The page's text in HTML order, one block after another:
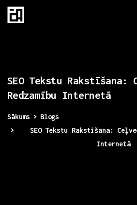
SEO Tekstu Rakstīšana:
Redzamību
Internetā
Sākums
Blogs
SEO Tekstu Rakstīšana:
Internetā